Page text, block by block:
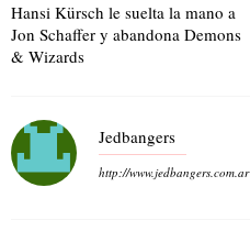
Hansi Kürsch le suelta la mano a
Jon Schaffer y abandona Demons
& Wizards
Jedbangers
http://www.jedbangers.com.ar